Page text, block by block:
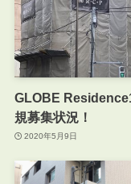
GLOBE
規募集状況！
2020年5月9日